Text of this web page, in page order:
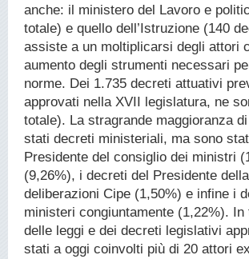
anche: il ministero del Lavoro e
totale) e quello dell’Istruzione (140
assiste a un moltiplicarsi degli attori
aumento degli strumenti necessari
norme. Dei 1.735 decreti attuativi
approvati nella XVII legislatura, ne
totale). La stragrande maggioranza
stati decreti ministeriali, ma sono
Presidente del consiglio dei ministri
(9,26%), i decreti del Presidente
deliberazioni Cipe (1,50%) e infine i
ministeri congiuntamente (1,22%).
delle leggi e dei decreti legislativi
stati a oggi coinvolti più di 20 attori